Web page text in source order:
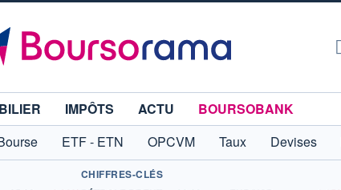
IMPÔTS ACTU
BOURSOBANK
ETF - ETN OPCVM Taux Devises
CHIFFRES-CLÉS